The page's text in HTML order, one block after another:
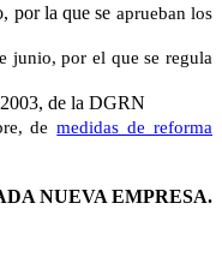
por la que se aprueban los
junio, por el que se regula
de la DGRN
demedidas de reforma
NUEVA EMPRESA.